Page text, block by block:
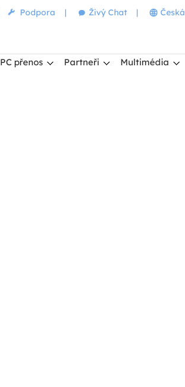
Podpora | Živý Chat | Česká
PC přenos Partneři Multimédia